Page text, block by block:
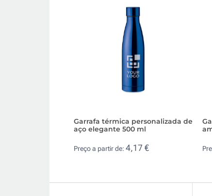
Garrafa térmica personalizada de
aço elegante 500 ml
Preço a partir de: 4,17 €